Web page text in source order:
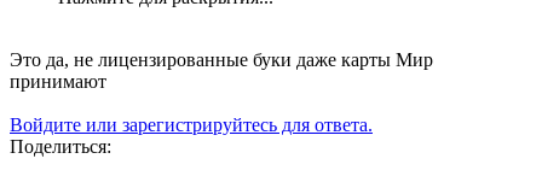
Это да, не лицензированные буки даже карты Мир
принимают
Войдите или зарегистрируйтесь для ответа.
Поделиться: